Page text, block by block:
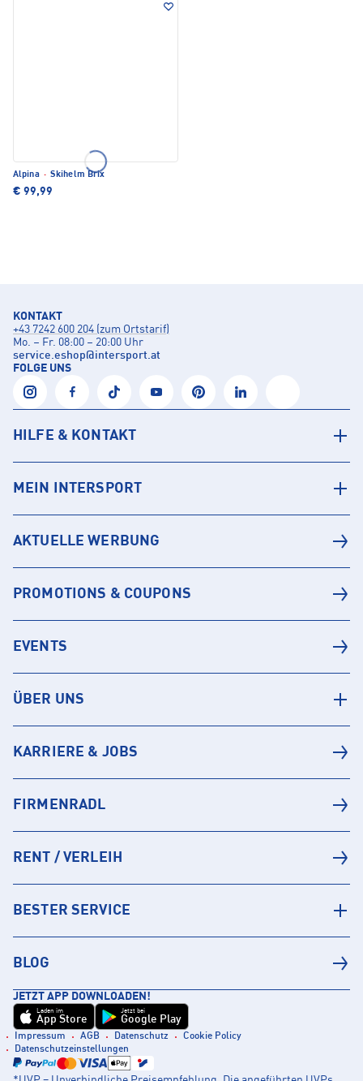
Alpina · Skihelm Brix
€ 99,99
KONTAKT
+43 7242 600 204 (zum Ortstarif)
Mo. – Fr. 08:00 – 20:00 Uhr
service.eshop@intersport.at
FOLGE UNS
HILFE & KONTAKT
MEIN INTERSPORT
AKTUELLE WERBUNG
PROMOTIONS & COUPONS
EVENTS
ÜBER UNS
KARRIERE & JOBS
FIRMENRADL
RENT / VERLEIH
BESTER SERVICE
BLOG
JETZT APP DOWNLOADEN!
Laden im
App Store
Jetzt bei
Google Play
Impressum AGB Datenschutz
Cookie Policy
Datenschutzeinstellungen